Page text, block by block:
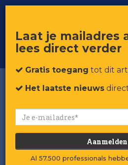
Voor professionals in retail & brands
Laat je mailadres
lees direct verder
Gratis toegang tot dit
Het laatste nieuws
Aanmelden
Al 57.500 professionals